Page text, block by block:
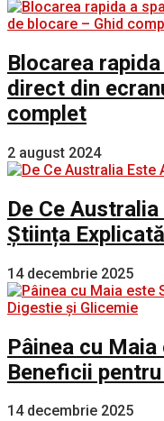
Blocarea
direct din
complet
2 august 2024
De Ce
Știința Explicată
14 decembrie 2025
Pâinea cu
Beneficii
14 decembrie 2025